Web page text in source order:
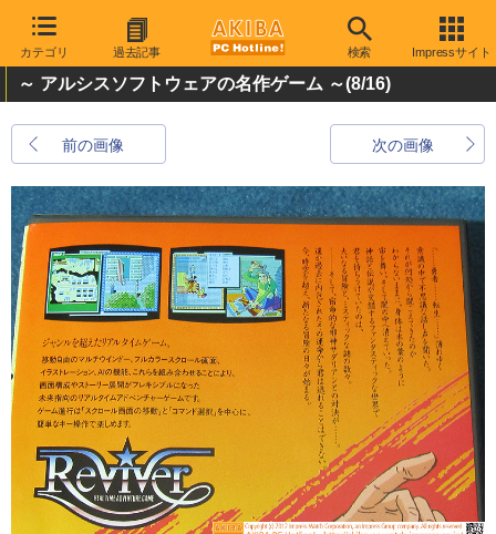
カテゴリ 過去記事 検索 Impressサイト
～ アルシスソフトウェアの名作ゲーム ～(8/16)
前の画像 次の画像